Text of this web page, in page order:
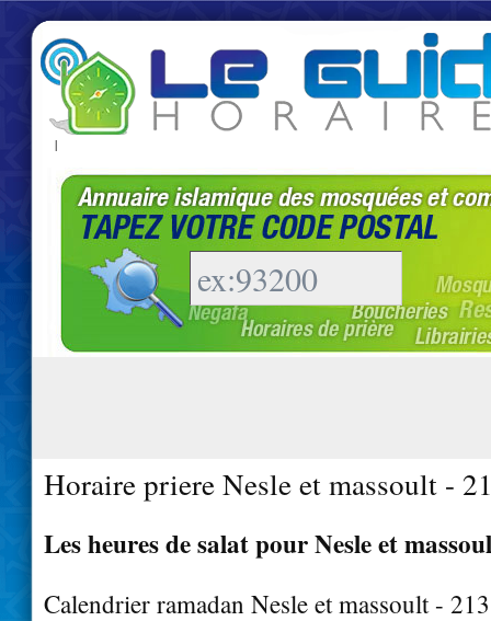
|
Horaire priere Nesle et massoult -
Les heures de salat pour Nesle et
Calendrier ramadan Nesle et massoult -